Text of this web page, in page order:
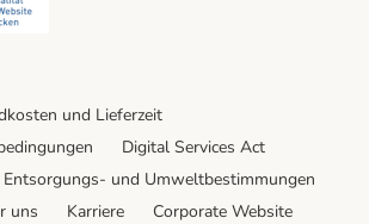
und Lieferzeit
Digital Services Act
Entsorgungs- und Umweltbestimmungen
uns Karriere
Corporate Website